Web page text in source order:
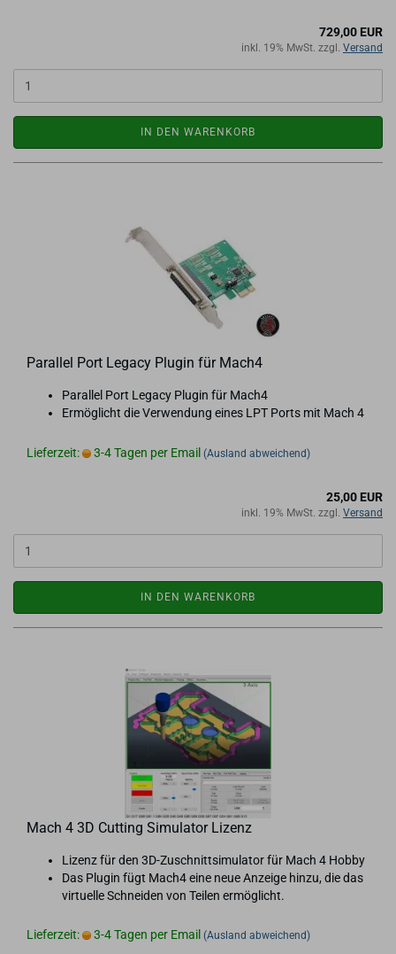
729,00 EUR
inkl. 19% MwSt. zzgl. Versand
IN DEN WARENKORB
Par­al­lel Port Le­ga­cy Plugin für Mach4
Par­al­lel Port Le­ga­cy Plugin für Mach4
Er­mög­licht die Ver­wen­dung eines LPT Ports mit Mach 4
Lieferzeit: 3-4 Tagen per Email (Ausland abweichend)
25,00 EUR
inkl. 19% MwSt. zzgl. Versand
IN DEN WARENKORB
Mach 4 3D Cut­ting Si­mu­la­tor Li­zenz
Li­zenz für den 3D-​Zuschnittsimulator für Mach 4 Hobby
Das Plugin fügt Mach4 eine neue An­zei­ge hinzu, die das
vir­tu­el­le Schnei­den von Tei­len er­mög­licht.
Lieferzeit: 3-4 Tagen per Email (Ausland abweichend)